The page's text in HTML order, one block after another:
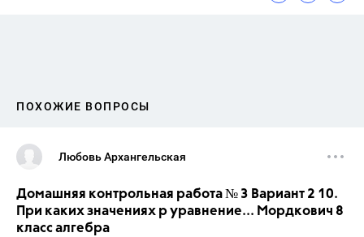
ПОХОЖИЕ ВОПРОСЫ
Любовь Архангельская
Домашняя контрольная работа № 3 Вариант 2 10.
При каких значениях р уравнение... Мордкович 8
класс алгебра